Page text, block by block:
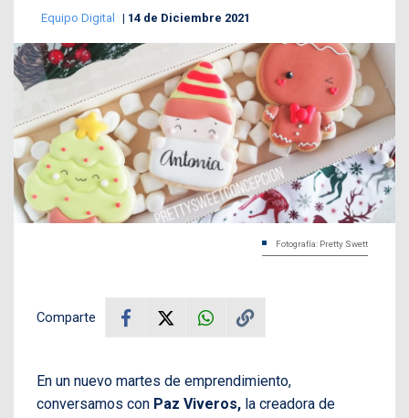
Equipo Digital 14 de Diciembre 2021
Fotografía: Pretty Swett
Comparte
En un nuevo martes de emprendimiento,
conversamos con Paz Viveros, la creadora de